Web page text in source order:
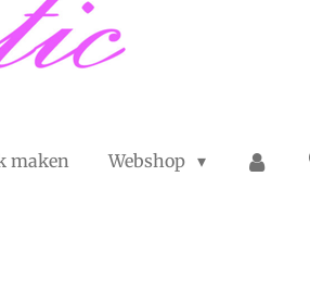
maken Webshop